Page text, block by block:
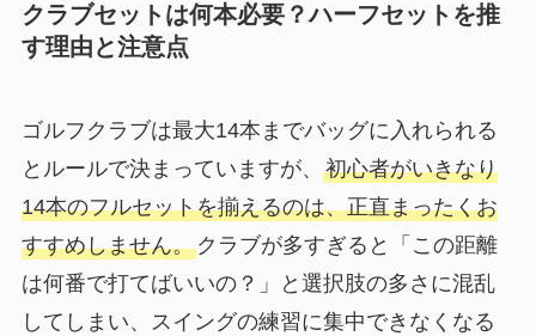
クラブセットは何本必要？ハーフセットを推
す理由と注意点
ゴルフクラブは最大14本までバッグに入れられる
とルールで決まっていますが、 初心者がいきなり
14本のフルセットを揃えるのは、正直まったくお
すすめしません。クラブが多すぎると「この距離
は何番で打てばいいの？」と選択肢の多さに混乱
してしまい、スイングの練習に集中できなくなる